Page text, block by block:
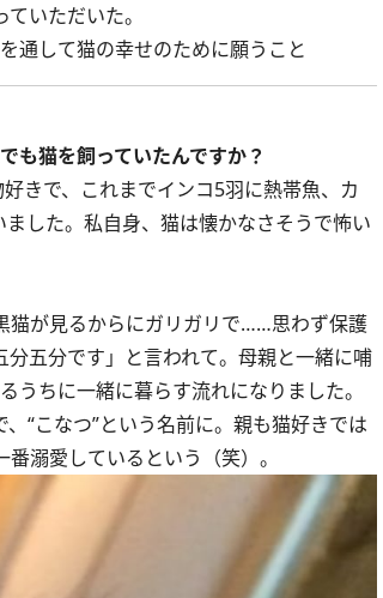
いただいた。
通して猫の幸せのために願うこと
猫を飼っていたんですか？
きで、これまでインコ5羽に熱帯魚、カ
した。私自身、猫は懐かなさそうで怖い
猫が見るからにガリガリで……思わず保護
五分です」と言われて。母親と一緒に哺
ちに一緒に暮らす流れになりました。
“こなつ”という名前に。親も猫好きでは
溺愛しているという（笑）。